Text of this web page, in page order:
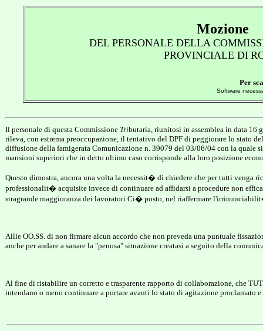
Mozione
DEL PERSONALE DELLA
PROVINCIALE DI
Per
Software
Il personale di questa Commissione Tributaria, riunitosi in assemblea in data 16
rileva, con estrema preoccupazione, il tentativo del DPF di peggiorare lo stato
diffusione della famigerata Comunicazione n. 39079 del 03/06/04 con la quale
mansioni superiori che in detto ultimo caso corrisponde alla loro posizione
Questo dimostra, ancora una volta la necessit� di chiedere che per tutti
professionalit� acquisite invece di continuare ad affidarsi a procedure non
stragrande maggioranza dei lavoratori Ci� posto, nel riaffermare
Allle OO.SS. di non firmare alcun accordo che non preveda una puntuale
anche per andare a sanare la "penosa" situazione creatasi a seguito della
Al fine di ristabilire un corretto e trasparente rapporto di collaborazione, che
intendano o meno continuare a portare avanti lo stato di agitazione proclamato